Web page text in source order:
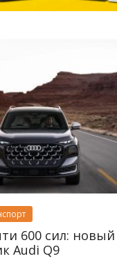
600 сил: новый
Audi Q9